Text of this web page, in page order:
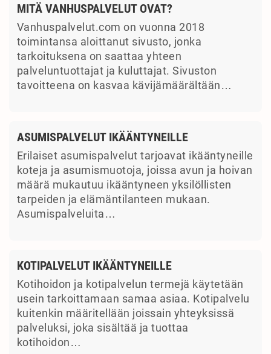
MITÄ VANHUSPALVELUT OVAT?
Vanhuspalvelut.com on vuonna 2018
toimintansa aloittanut sivusto, jonka
tarkoituksena on saattaa yhteen
palveluntuottajat ja kuluttajat. Sivuston
tavoitteena on kasvaa kävijämäärältään…
ASUMISPALVELUT IKÄÄNTYNEILLE
Erilaiset asumispalvelut tarjoavat ikääntyneille
koteja ja asumismuotoja, joissa avun ja hoivan
määrä mukautuu ikääntyneen yksilöllisten
tarpeiden ja elämäntilanteen mukaan.
Asumispalveluita…
KOTIPALVELUT IKÄÄNTYNEILLE
Kotihoidon ja kotipalvelun termejä käytetään
usein tarkoittamaan samaa asiaa. Kotipalvelu
kuitenkin määritellään joissain yhteyksissä
palveluksi, joka sisältää ja tuottaa
kotihoidon…